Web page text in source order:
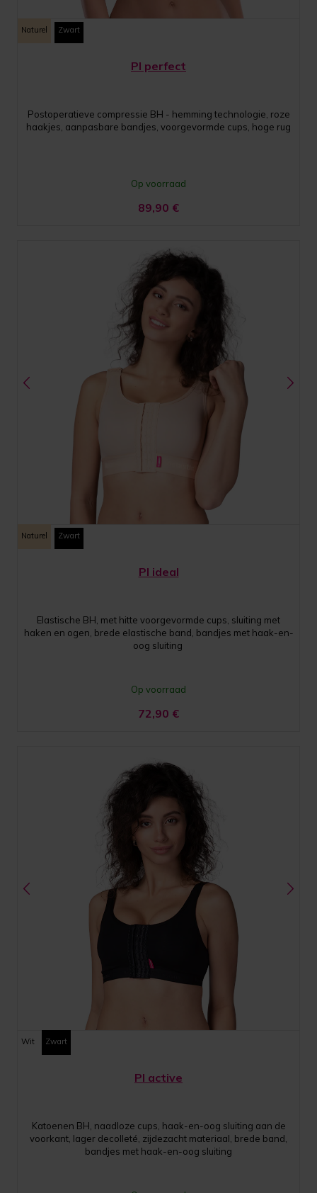
Naturel Zwart
PI perfect
Postoperatieve compressie BH - hemming technologie, roze
haakjes, aanpasbare bandjes, voorgevormde cups, hoge rug
Op voorraad
89,90 €
Naturel Zwart
PI ideal
Elastische BH, met hitte voorgevormde cups, sluiting met
haken en ogen, brede elastische band, bandjes met haak-en-
oog sluiting
Op voorraad
72,90 €
Wit Zwart
PI active
Katoenen BH, naadloze cups, haak-en-oog sluiting aan de
voorkant, lager decolleté, zijdezacht materiaal, brede band,
bandjes met haak-en-oog sluiting